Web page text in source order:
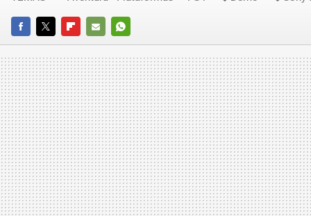
FACEBOOKTWITTERFLIPBOARD
E-
MAIL
WHATSAPP